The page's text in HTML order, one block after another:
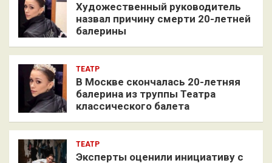
Художественный руководитель
назвал причину смерти 20-летней
балерины
ТЕАТР
В Москве скончалась 20-летняя
балерина из труппы Театра
классического балета
ТЕАТР
Эксперты оценили инициативу с